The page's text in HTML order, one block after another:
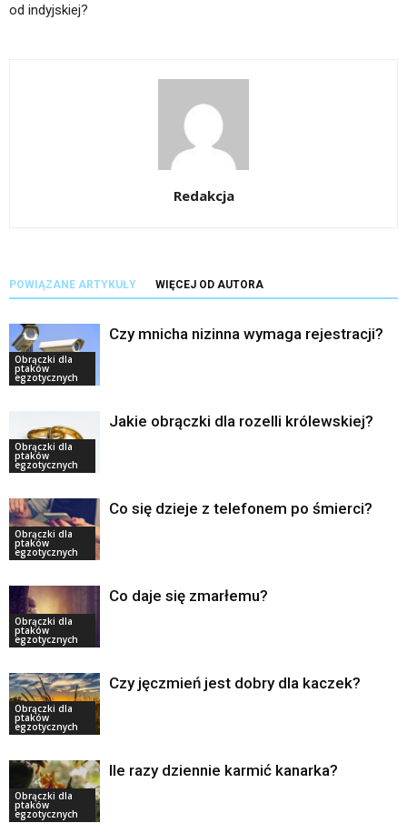
od indyjskiej?
Redakcja
POWIĄZANE ARTYKUŁY WIĘCEJ OD AUTORA
Obrączki dla
ptaków
egzotycznych
Czy mnicha nizinna wymaga rejestracji?
Obrączki dla
ptaków
egzotycznych
Jakie obrączki dla rozelli królewskiej?
Obrączki dla
ptaków
egzotycznych
Co się dzieje z telefonem po śmierci?
Obrączki dla
ptaków
egzotycznych
Co daje się zmarłemu?
Obrączki dla
ptaków
egzotycznych
Czy jęczmień jest dobry dla kaczek?
Obrączki dla
ptaków
egzotycznych
Ile razy dziennie karmić kanarka?